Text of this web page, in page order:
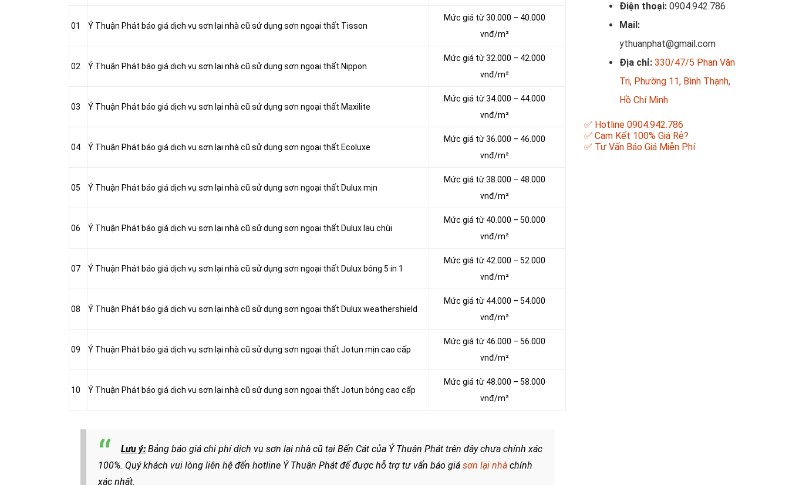
01 Ý Thuận Phát báo giá dịch vụ sơn lại nhà cũ sử dụng sơn ngoại thất Tisson
Mức giá từ 30.000 – 40.000
vnđ/m²
02 Ý Thuận Phát báo giá dịch vụ sơn lại nhà cũ sử dụng sơn ngoại thất Nippon
Mức giá từ 32.000 – 42.000
vnđ/m²
03 Ý Thuận Phát báo giá dịch vụ sơn lại nhà cũ sử dụng sơn ngoại thất Maxilite
Mức giá từ 34.000 – 44.000
vnđ/m²
04 Ý Thuận Phát báo giá dịch vụ sơn lại nhà cũ sử dụng sơn ngoại thất Ecoluxe
Mức giá từ 36.000 – 46.000
vnđ/m²
05 Ý Thuận Phát báo giá dịch vụ sơn lại nhà cũ sử dụng sơn ngoại thất Dulux mịn
Mức giá từ 38.000 – 48.000
vnđ/m²
06 Ý Thuận Phát báo giá dịch vụ sơn lại nhà cũ sử dụng sơn ngoại thất Dulux lau chùi
Mức giá từ 40.000 – 50.000
vnđ/m²
07 Ý Thuận Phát báo giá dịch vụ sơn lại nhà cũ sử dụng sơn ngoại thất Dulux bóng 5 in 1
Mức giá từ 42.000 – 52.000
vnđ/m²
08 Ý Thuận Phát báo giá dịch vụ sơn lại nhà cũ sử dụng sơn ngoại thất Dulux weathershield
Mức giá từ 44.000 – 54.000
vnđ/m²
09 Ý Thuận Phát báo giá dịch vụ sơn lại nhà cũ sử dụng sơn ngoại thất Jotun mịn cao cấp
Mức giá từ 46.000 – 56.000
vnđ/m²
10 Ý Thuận Phát báo giá dịch vụ sơn lại nhà cũ sử dụng sơn ngoại thất Jotun bóng cao cấp
Mức giá từ 48.000 – 58.000
vnđ/m²
Lưu ý: Bảng báo giá chi phí dịch vụ sơn lại nhà cũ tại Bến Cát của Ý Thuận Phát trên đây chưa chính xác
100%. Quý khách vui lòng liên hệ đến hotline Ý Thuận Phát để được hỗ trợ tư vấn báo giá sơn lại nhà chính
xác nhất.
Điện thoại: 0904.942.786
Mail:
ythuanphat@gmail.com
Địa chỉ: 330/47/5 Phan Văn
Trị, Phường 11, Bình Thạnh,
Hồ Chí Minh
✅ Hotline 0904.942.786
✅ Cam Kết 100% Giá Rẻ?
✅ Tư Vấn Báo Giá Miễn Phí